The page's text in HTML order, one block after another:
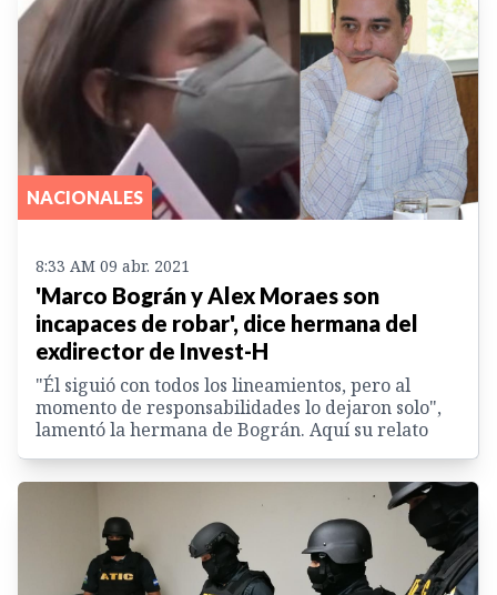
NACIONALES
8:33 AM 09 abr. 2021
'Marco Bográn y Alex Moraes son
incapaces de robar', dice hermana del
exdirector de Invest-H
"Él siguió con todos los lineamientos, pero al
momento de responsabilidades lo dejaron solo",
lamentó la hermana de Bográn. Aquí su relato